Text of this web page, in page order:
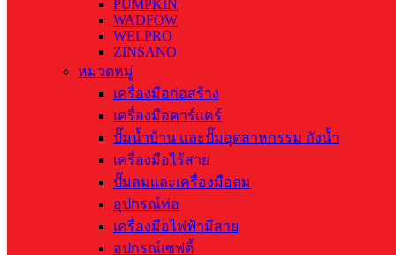
PUMPKIN
WADFOW
WELPRO
ZINSANO
หมวดหมู่
เครื่องมือก่อสร้าง
เครื่องมือคาร์แคร์
ปั๊มน้ำบ้าน และปั๊มอุตสาหกรรม ถังน้ำ
เครื่องมือไร้สาย
ปั๊มลมและเครื่องมือลม
อุปกรณ์ท่อ
เครื่องมือไฟฟ้ามีสาย
อุปกรณ์เซฟตี้